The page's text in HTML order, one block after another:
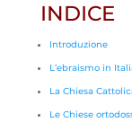
INDICE
Introduzione
L’ebraismo in
La Chiesa
Le Chiese